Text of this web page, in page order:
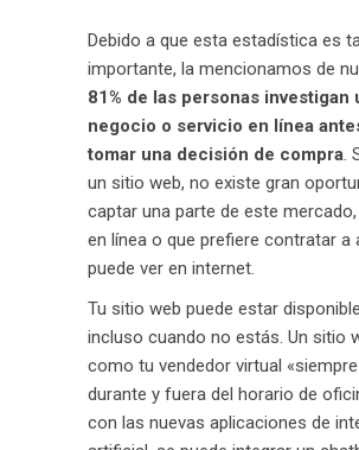
Debido a que esta estadística es
importante, la mencionamos de
81% de las personas investigan
negocio o servicio en línea
tomar una decisión de compra.
un sitio web, no existe gran
captar una parte de este mercado,
en línea o que prefiere contratar a
puede ver en internet.
Tu sitio web puede estar
incluso cuando no estás. Un sitio
como tu vendedor virtual
durante y fuera del horario de
con las nuevas aplicaciones de